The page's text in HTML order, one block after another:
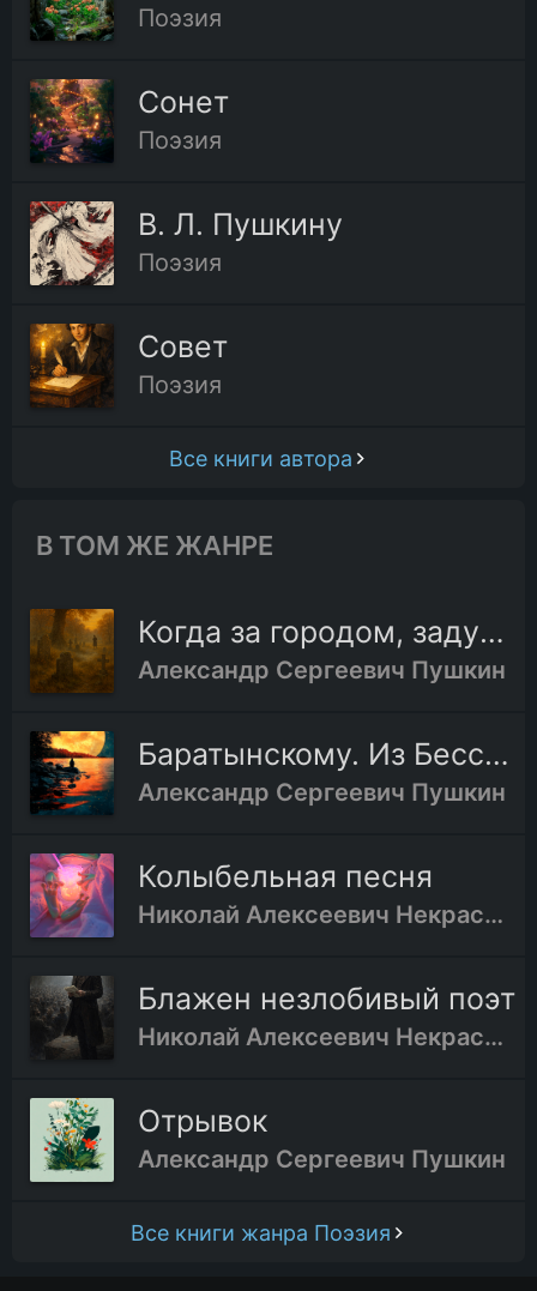
Поэзия
Сонет
Поэзия
В. Л. Пушкину
Поэзия
Совет
Поэзия
Все книги автора
В ТОМ ЖЕ ЖАНРЕ
Когда за городом, задумчив, я брожу Пушкин
Александр Сергеевич Пушкин
Баратынскому. Из Бессарабии
Александр Сергеевич Пушкин
Колыбельная песня
Николай Алексеевич Некрасов
Блажен незлобивый поэт
Николай Алексеевич Некрасов
Отрывок
Александр Сергеевич Пушкин
Все книги жанра Поэзия